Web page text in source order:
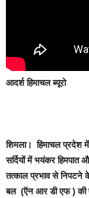
आदर्श हिमाचल ब्यूरो
शिमला।हिमाचल प्रदेश
सर्दियों में भयंकर
तत्काल प्रभाव से निपटने
बल (ऍन आर डी एफ ) की